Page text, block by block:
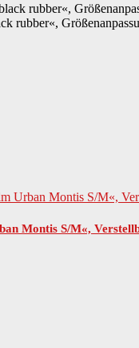
rubber«,
Montis S/M«,